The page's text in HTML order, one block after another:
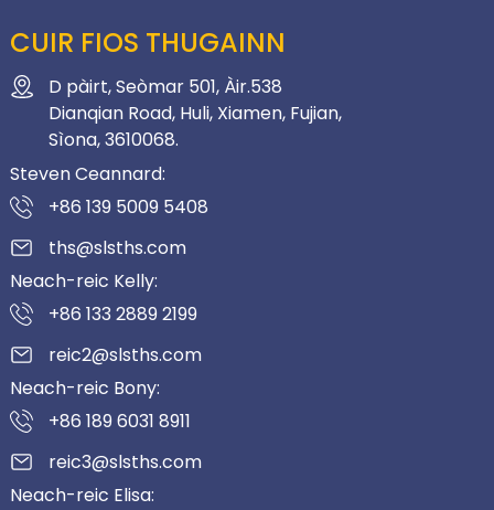
CUIR FIOS THUGAINN
D pàirt, Seòmar 501, Àir.538
Dianqian Road, Huli, Xiamen, Fujian,
Sìona, 3610068.
Steven Ceannard:
+86 139 5009 5408
ths@slsths.com
Neach-reic Kelly:
+86 133 2889 2199
reic2@slsths.com
Neach-reic Bony:
+86 189 6031 8911
reic3@slsths.com
Neach-reic Elisa: